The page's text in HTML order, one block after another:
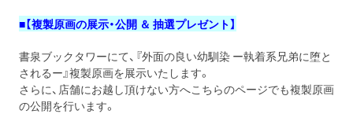
■【複製原画の展示・公開 ＆ 抽選プレゼント】
書泉ブックタワーにて、『外面の良い幼馴染 ー執着系兄弟に堕と
されるー』複製原画を展示いたします。
さらに、店舗にお越し頂けない方へこちらのページでも複製原画
の公開を行います。